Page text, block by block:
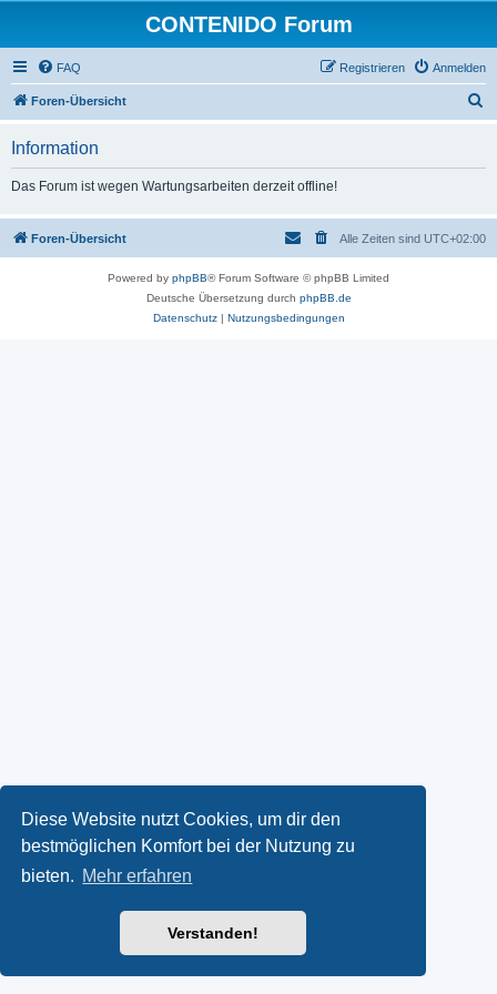
Diese Website nutzt Cookies, um dir den
bestmöglichen Komfort bei der Nutzung zu
bieten. Mehr erfahren
Verstanden!
CONTENIDO Forum
FAQ Anmelden
Registrieren
Foren-Übersicht
Information
Das Forum ist wegen Wartungsarbeiten derzeit offline!
Foren-Übersicht Alle Zeiten sind UTC+02:00
Powered by phpBB® Forum Software © phpBB Limited
Deutsche Übersetzung durch phpBB.de
Datenschutz| Nutzungsbedingungen